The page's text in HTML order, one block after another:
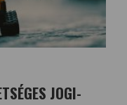
JOGI-